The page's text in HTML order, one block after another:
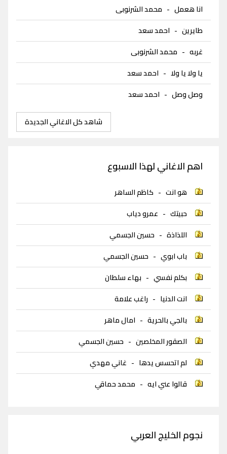
انا هعمل - محمد الشرنوبى
طايرين - احمد سعد
غربه - محمد الشرنوبى
يا ولا يا ولا - احمد سعد
وصل وصل - احمد سعد
شاهد كل الاغاني الجديدة
اهم الاغاني لهذا الاسبوع
هو انت - كاظم الساهر
حبيتك - عمرو دياب
اللذاذة - حسين الجسمي
باب ابوي - حسين الجسمي
بكلم نفسي - بهاء سلطان
انت الدنيا - راغب علامة
بالجي بالحرية - امال ماهر
الصقور المخلصين - حسين الجسمي
لم اتحسس يدها - غاني مهدي
قالوا عني ايه - محمد حماقي
نجوم الخليج العربي